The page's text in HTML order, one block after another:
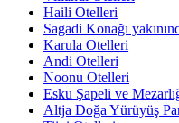
Haili Otelleri
Sagadi Konağı
Karula Otelleri
Andi Otelleri
Noonu Otelleri
Esku Şapeli ve
Altja Doğa Yürüyüş